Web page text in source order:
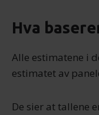
eller som de har
tjenestene deres.
Hva
Alle estimatene i
estimatet av
De sier at tallene